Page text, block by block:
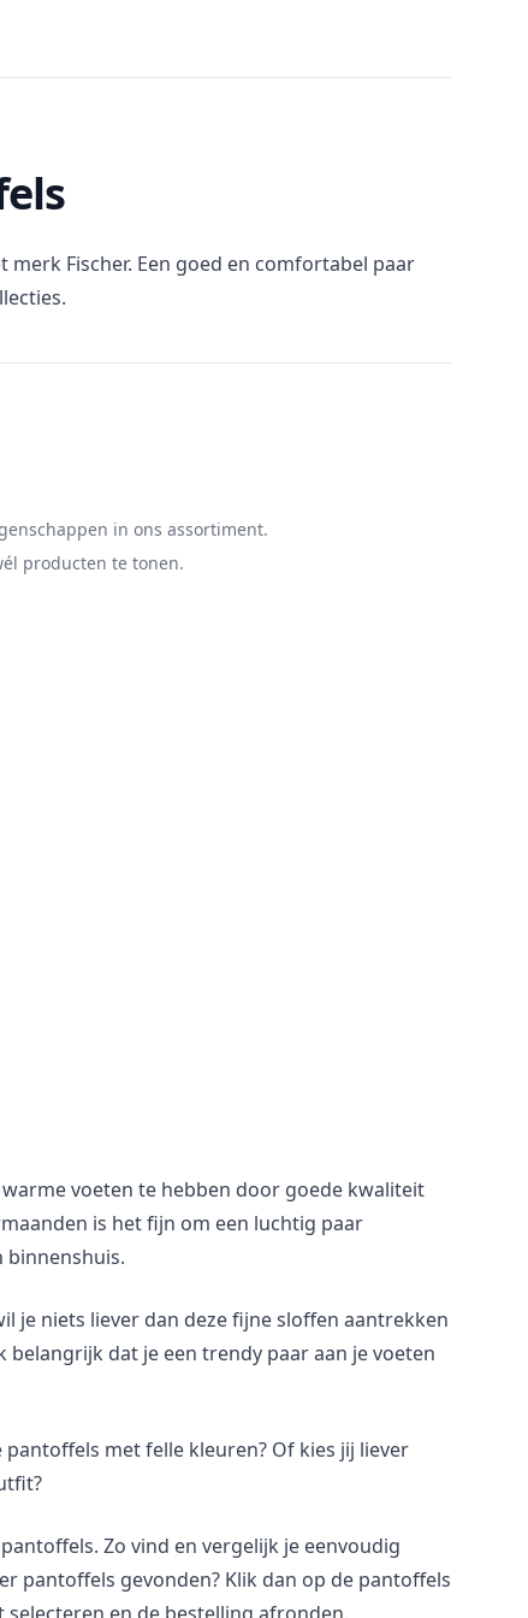
Fischer. Een goed en comfortabel paar
in ons assortiment.
producten te tonen.
voeten te hebben door goede kwaliteit
is het fijn om een luchtig paar
binnenshuis.
je niets liever dan deze fijne sloffen aantrekken
dat je een trendy paar aan je voeten
met felle kleuren? Of kies jij liever
Zo vind en vergelijk je eenvoudig
pantoffels gevonden? Klik dan op de pantoffels